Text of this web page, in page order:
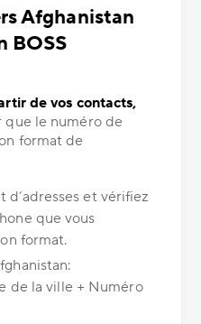
Afghanistan
BOSS
de vos contacts,
que le numéro de
format de
d’adresses et vérifiez
que vous
format.
de la ville + Numéro